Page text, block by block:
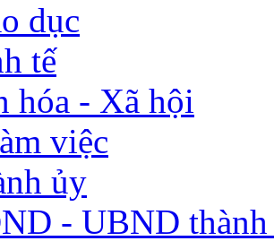
dục
tế
hóa - Xã hội
việc
ủy
- UBND thành